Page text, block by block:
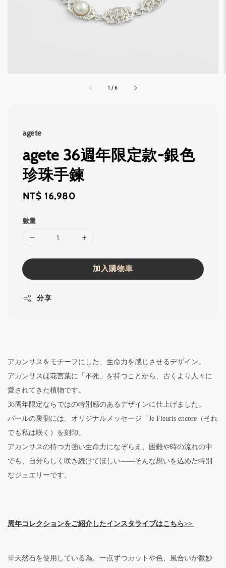
1 /6
agete
agete 36週年限定款-銀色
珍珠手鍊
Regular
NT$ 16,980
數量
加入購物車
分享
アカンサスをモチーフにした、生命力を感じさせるデザイン。
アカンサスは花言葉に「不死」を持つことから、古くより人々に
愛されてきた植物です。
36周年限定ならではの特別感のあるデザインに仕上げました。
パールの裏側には、オリジナルメッセージ「Je Fleuris encore（それ
でも私は咲く）を刻印。
アカンサスの持つ力強い生命力になぞらえ、困難や時の流れの中
でも、自分らしく咲き続けてほしい――そんな想いを込めた特別
なジュエリーです。
周年コレクションをご紹介したインスタライブはこちら>>
※天然石を使用している為、一点ずつカットや色、風合いが微妙